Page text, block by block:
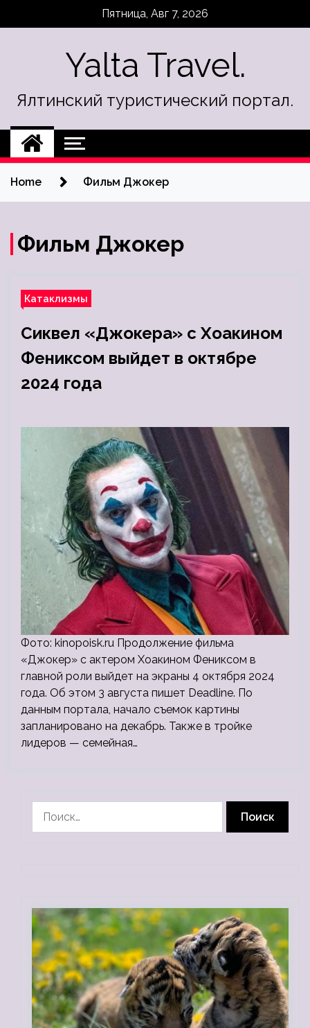
Пятница, Авг 7, 2026
Yalta Travel.
Ялтинский туристический портал.
Home Фильм Джокер
Фильм Джокер
Катаклизмы
Сиквел «Джокера» с Хоакином
Фениксом выйдет в октябре
2024 года
Фото: kinopoisk.ru Продолжение фильма
«Джокер» с актером Хоакином Фениксом в
главной роли выйдет на экраны 4 октября 2024
года. Об этом 3 августа пишет Deadline. По
данным портала, начало съемок картины
запланировано на декабрь. Также в тройке
лидеров — семейная…